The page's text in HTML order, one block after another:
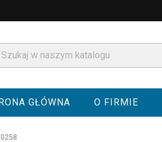
GŁÓWNA O FIRMIE